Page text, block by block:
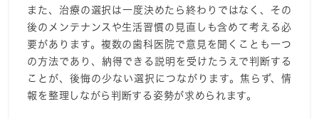
また、治療の選択は一度決めたら終わりではなく、その
後のメンテナンスや生活習慣の見直しも含めて考える必
要があります。複数の歯科医院で意見を聞くことも一つ
の方法であり、納得できる説明を受けたうえで判断する
ことが、後悔の少ない選択につながります。焦らず、情
報を整理しながら判断する姿勢が求められます。